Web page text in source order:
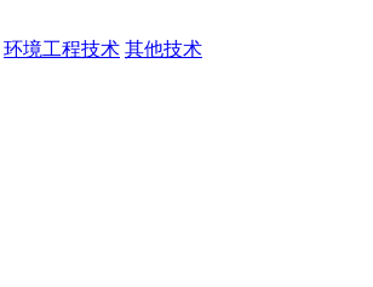
环境工程技术 其他技术